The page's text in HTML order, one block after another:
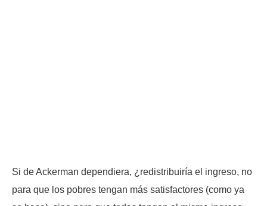
Si de Ackerman dependiera, ¿redistribuiría el ingreso, no
para que los pobres tengan más satisfactores (como ya